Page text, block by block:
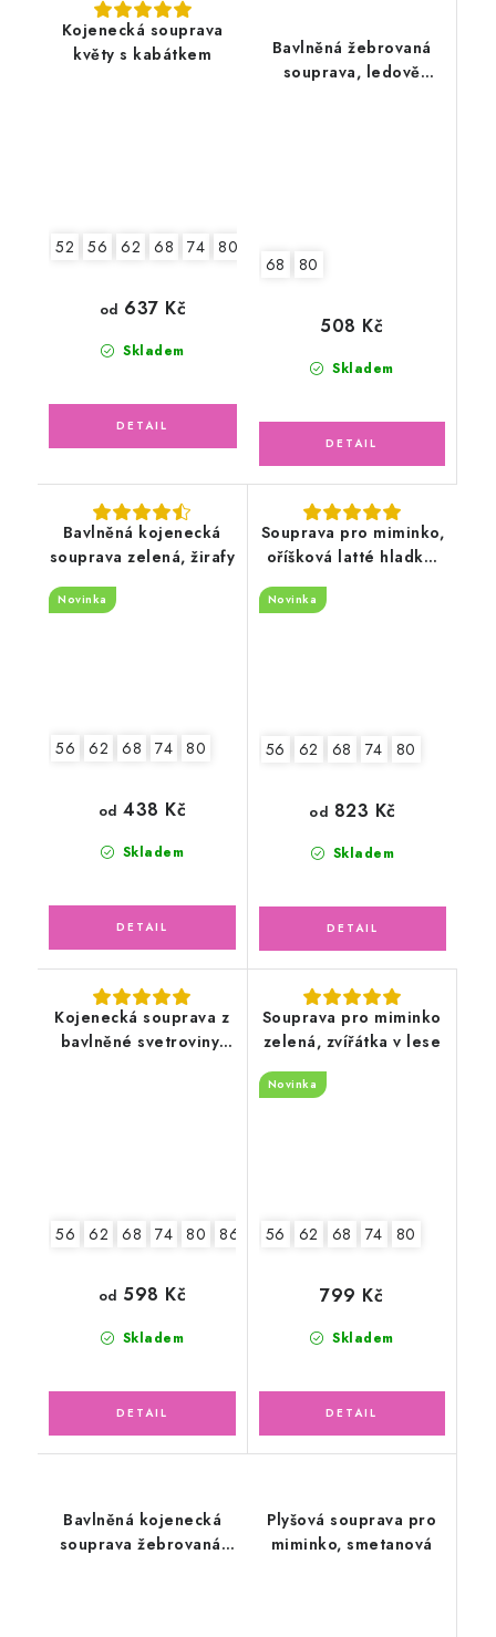
Kojenecká souprava
květy s kabátkem
52 56 62 68 74 80
Skladem
od 637 Kč
Bavlněná žebrovaná
souprava, ledově
68 80
Skladem
508 Kč
Bavlněná kojenecká
souprava zelená, žirafy
Novinka
56 62 68 74 80
Skladem
od 438 Kč
Souprava pro miminko,
oříšková latté hladká,
Novinka
56 62 68 74 80
Skladem
od 823 Kč
Kojenecká souprava z
bavlněné svetroviny,
56 62 68 74 80 86
Skladem
od 598 Kč
Souprava pro miminko
zelená, zvířátka v lese
Novinka
56 62 68 74 80
Skladem
799 Kč
Bavlněná kojenecká
souprava žebrovaná,
Plyšová souprava pro
miminko, smetanová